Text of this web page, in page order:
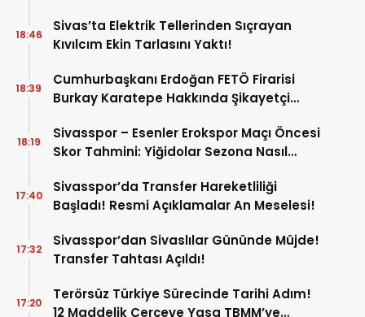
Sivas’ta Elektrik Tellerinden Sıçrayan
Kıvılcım Ekin Tarlasını Yaktı!
18:46
Cumhurbaşkanı Erdoğan FETÖ Firarisi
Burkay Karatepe Hakkında Şikayetçi
18:39
Sivasspor – Esenler Erokspor Maçı Öncesi
Skor Tahmini: Yiğidolar Sezona Nasıl
18:19
Sivasspor’da Transfer Hareketliliği
Başladı! Resmi Açıklamalar An Meselesi!
17:40
Sivasspor’dan Sivaslılar Gününde Müjde!
Transfer Tahtası Açıldı!
17:32
Terörsüz Türkiye Sürecinde Tarihi Adım!
12 Maddelik Çerçeve Yasa TBMM’ye
17:20